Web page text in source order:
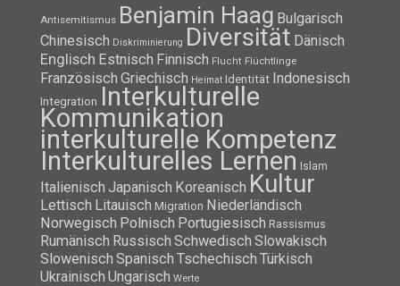
Antisemitismus Benjamin Haag Bulgarisch
Chinesisch Diskriminierung Diversität Dänisch
Englisch Estnisch Finnisch Flucht Flüchtlinge
Französisch Griechisch Heimat Identität Indonesisch
Integration Interkulturelle
Kommunikation
interkulturelle Kompetenz
Interkulturelles Lernen Islam
Italienisch Japanisch Koreanisch Kultur
Lettisch Litauisch Migration Niederländisch
Norwegisch Polnisch Portugiesisch Rassismus
Rumänisch Russisch Schwedisch Slowakisch
Slowenisch Spanisch Tschechisch Türkisch
Ukrainisch Ungarisch Werte